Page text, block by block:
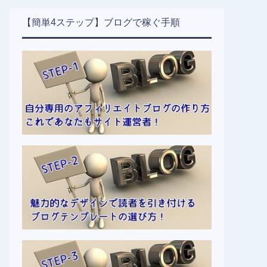
【簡単4ステップ】ブログで稼ぐ手順